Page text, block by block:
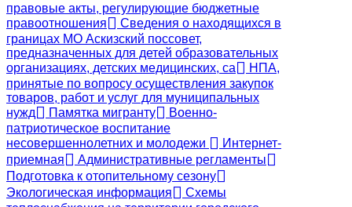
правовые акты, регулирующие бюджетные
правоотношения
Сведения о находящихся в
границах МО Аскизский поссовет,
предназначенных для детей образовательных
организациях, детских медицинских, са
НПА,
принятые по вопросу осуществления закупок
товаров, работ и услуг для муниципальных
нужд
Памятка мигранту
Военно-
патриотическое воспитание
несовершеннолетних и молодежи
Интернет-
приемная
Административные регламенты
Подготовка к отопительному сезону
Экологическая информация
Схемы